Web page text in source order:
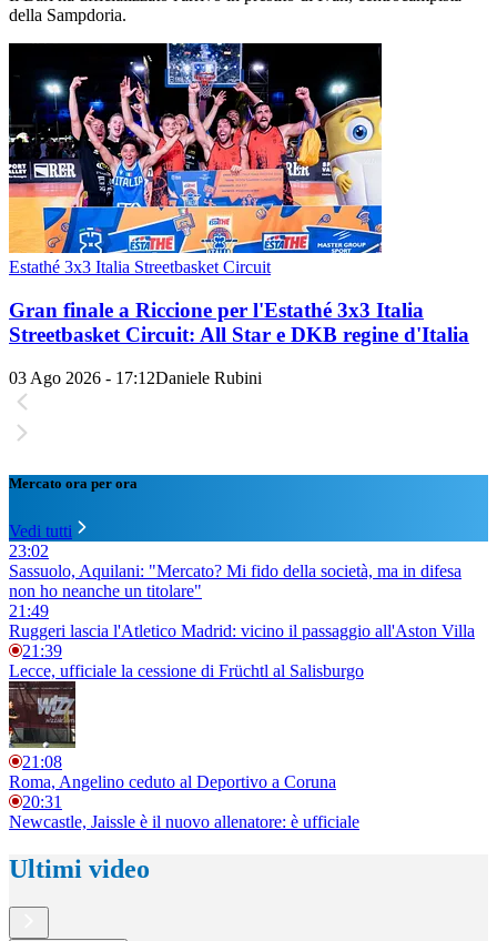
della Sampdoria.
Estathé 3x3 Italia Streetbasket Circuit
Gran finale a Riccione per l'Estathé 3x3 Italia
Streetbasket Circuit: All Star e DKB regine d'Italia
03 Ago 2026 - 17:12Daniele Rubini
Mercato ora per ora
Vedi tutti
23:02
Sassuolo, Aquilani: "Mercato? Mi fido della società, ma in difesa
non ho neanche un titolare"
21:49
Ruggeri lascia l'Atletico Madrid: vicino il passaggio all'Aston Villa
21:39
Lecce, ufficiale la cessione di Früchtl al Salisburgo
21:08
Roma, Angelino ceduto al Deportivo a Coruna
20:31
Newcastle, Jaissle è il nuovo allenatore: è ufficiale
Ultimi video